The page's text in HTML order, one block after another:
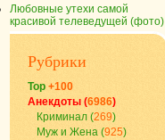
Любовные утехи самой
красивой телеведущей (фото)
Рубрики
Top +100
Анекдоты (6986)
Криминал (269)
Муж и Жена (925)